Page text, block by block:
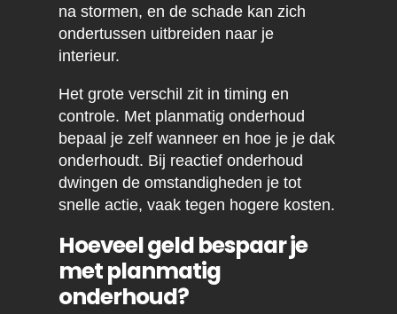
na stormen, en de schade kan zich
ondertussen uitbreiden naar je
interieur.
Het grote verschil zit in timing en
controle. Met planmatig onderhoud
bepaal je zelf wanneer en hoe je je dak
onderhoudt. Bij reactief onderhoud
dwingen de omstandigheden je tot
snelle actie, vaak tegen hogere kosten.
Hoeveel geld bespaar je
met planmatig
onderhoud?